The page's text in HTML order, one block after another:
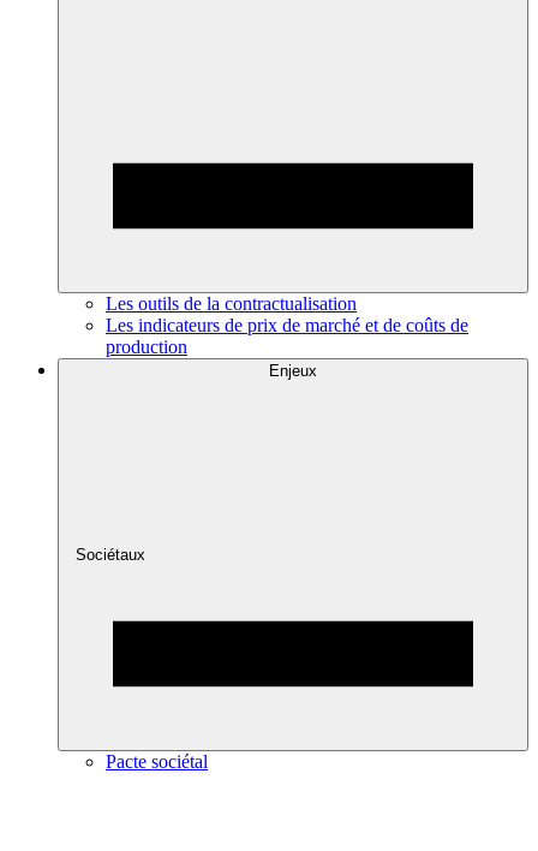
Les outils de la contractualisation
Les indicateurs de prix de marché et de coûts de
production
Enjeux
Sociétaux
Pacte sociétal